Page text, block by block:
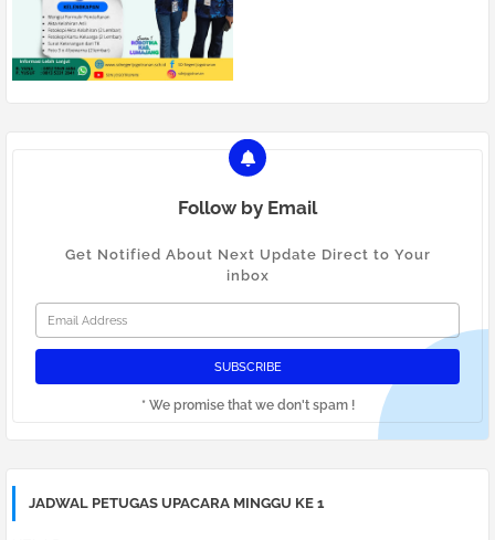
Follow by Email
Get Notified About Next Update Direct to Your
inbox
* We promise that we don't spam !
JADWAL PETUGAS UPACARA MINGGU KE 1